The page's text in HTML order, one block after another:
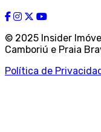
© 2025 Insider
Camboriú e Praia
Política de